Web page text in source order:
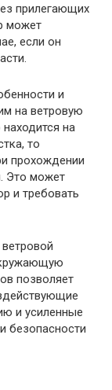
прилегающих
может
если он
и
на ветровую
на
то
прохождении
Это может
и требовать
позволяет
и усиленные
безопасности